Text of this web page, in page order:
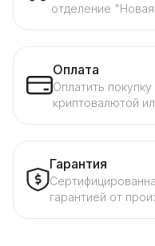
отделение
Оплата
Оплатить
криптовалютой
Гарантия
гарантией от